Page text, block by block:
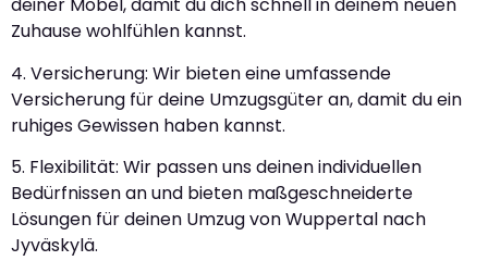
deiner Möbel, damit du dich schnell in deinem neuen
Zuhause wohlfühlen kannst.
4. Versicherung: Wir bieten eine umfassende
Versicherung für deine Umzugsgüter an, damit du ein
ruhiges Gewissen haben kannst.
5. Flexibilität: Wir passen uns deinen individuellen
Bedürfnissen an und bieten maßgeschneiderte
Lösungen für deinen Umzug von Wuppertal nach
Jyväskylä.